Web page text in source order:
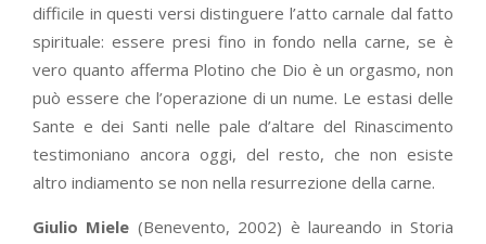
difficile in questi versi distinguere l’atto carnale dal fatto
spirituale: essere presi fino in fondo nella carne, se è
vero quanto afferma Plotino che Dio è un orgasmo, non
può essere che l’operazione di un nume. Le estasi delle
Sante e dei Santi nelle pale d’altare del Rinascimento
testimoniano ancora oggi, del resto, che non esiste
altro indiamento se non nella resurrezione della carne.
Giulio Miele (Benevento, 2002) è laureando in Storia